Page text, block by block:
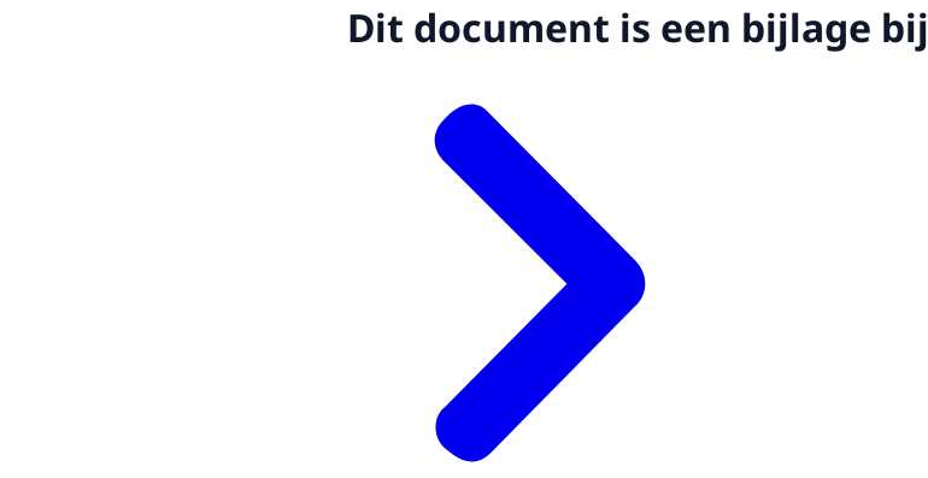
Dit document is een bijlage bij